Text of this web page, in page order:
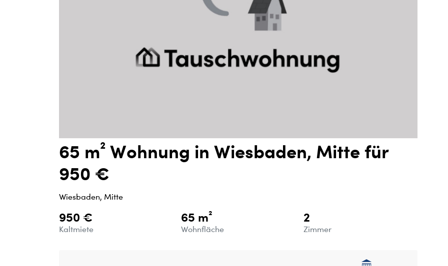
65 m² Wohnung in Wiesbaden, Mitte für
950 €
Wiesbaden, Mitte
950 €
Kaltmiete
65 m²
Wohnfläche
2
Zimmer